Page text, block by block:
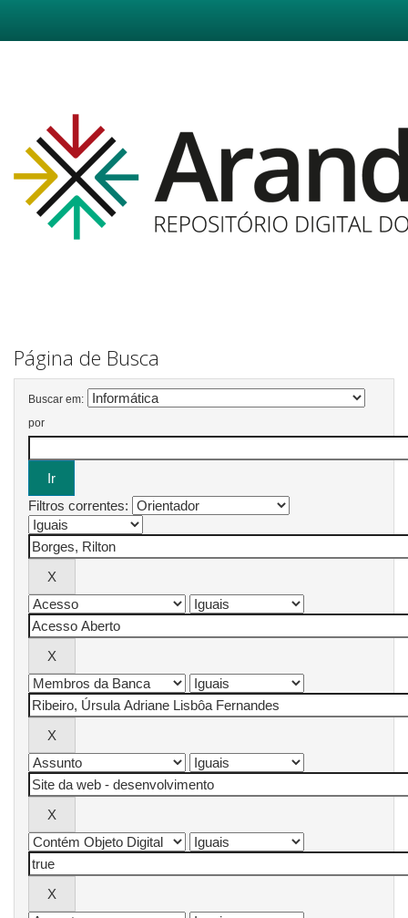
Página de Busca
Buscar em:
por
Filtros correntes: